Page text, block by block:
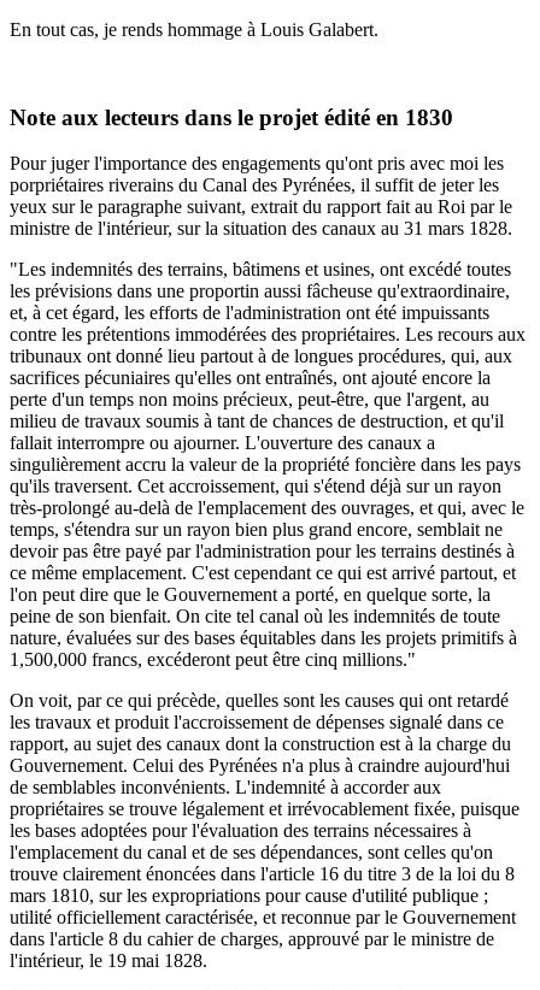
En tout cas, je rends hommage à Louis Galabert.
Note aux lecteurs dans le projet édité en 1830
Pour juger l'importance des engagements qu'ont pris avec moi les
porpriétaires riverains du Canal des Pyrénées, il suffit de jeter les
yeux sur le paragraphe suivant, extrait du rapport fait au Roi par le
ministre de l'intérieur, sur la situation des canaux au 31 mars 1828.
"Les indemnités des terrains, bâtimens et usines, ont excédé toutes
les prévisions dans une proportin aussi fâcheuse qu'extraordinaire,
et, à cet égard, les efforts de l'administration ont été impuissants
contre les prétentions immodérées des propriétaires. Les recours aux
tribunaux ont donné lieu partout à de longues procédures, qui, aux
sacrifices pécuniaires qu'elles ont entraînés, ont ajouté encore la
perte d'un temps non moins précieux, peut-être, que l'argent, au
milieu de travaux soumis à tant de chances de destruction, et qu'il
fallait interrompre ou ajourner. L'ouverture des canaux a
singulièrement accru la valeur de la propriété foncière dans les pays
qu'ils traversent. Cet accroissement, qui s'étend déjà sur un rayon
très-prolongé au-delà de l'emplacement des ouvrages, et qui, avec le
temps, s'étendra sur un rayon bien plus grand encore, semblait ne
devoir pas être payé par l'administration pour les terrains destinés à
ce même emplacement. C'est cependant ce qui est arrivé partout, et
l'on peut dire que le Gouvernement a porté, en quelque sorte, la
peine de son bienfait. On cite tel canal où les indemnités de toute
nature, évaluées sur des bases équitables dans les projets primitifs à
1,500,000 francs, excéderont peut être cinq millions."
On voit, par ce qui précède, quelles sont les causes qui ont retardé
les travaux et produit l'accroissement de dépenses signalé dans ce
rapport, au sujet des canaux dont la construction est à la charge du
Gouvernement. Celui des Pyrénées n'a plus à craindre aujourd'hui
de semblables inconvénients. L'indemnité à accorder aux
propriétaires se trouve légalement et irrévocablement fixée, puisque
les bases adoptées pour l'évaluation des terrains nécessaires à
l'emplacement du canal et de ses dépendances, sont celles qu'on
trouve clairement énoncées dans l'article 16 du titre 3 de la loi du 8
mars 1810, sur les expropriations pour cause d'utilité publique ;
utilité officiellement caractérisée, et reconnue par le Gouvernement
dans l'article 8 du cahier de charges, approuvé par le ministre de
l'intérieur, le 19 mai 1828.